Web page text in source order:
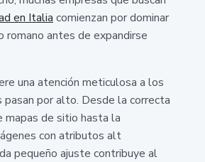
en Italia comienzan por dominar
romano antes de expandirse
una atención meticulosa a los
por alto. Desde la correcta
mapas de sitio hasta la
con atributos alt
pequeño ajuste contribuye al